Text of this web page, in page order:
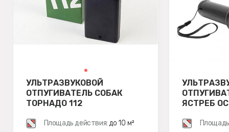
УЛЬТРАЗВУКОВОЙ
ОТПУГИВАТЕЛЬ СОБАК
ТОРНАДО 112
Площадь действия: до 10 м²
ЯСТРЕБ